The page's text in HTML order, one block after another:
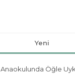
Yeni
Anaokulunda Öğle